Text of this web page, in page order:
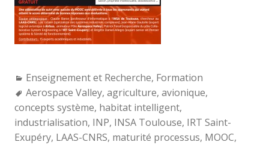
Categories:
Enseignement et Recherche, Formation
Tags:
Aerospace Valley, agriculture, avionique,
concepts système, habitat intelligent,
industrialisation, INP, INSA Toulouse, IRT Saint-
Exupéry, LAAS-CNRS, maturité processus, MOOC,